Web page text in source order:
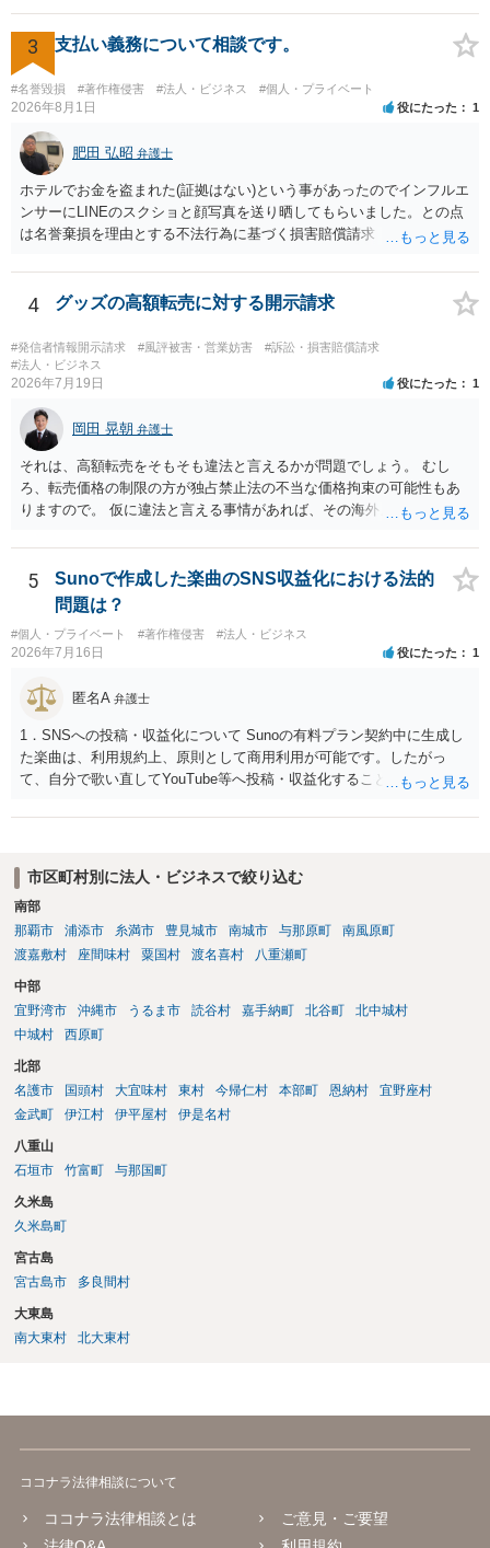
とも、契約書がなくても、見積書、メール、利用規約等に実績掲載へ
の同意があれば別です。また、単に制作を担当した事実を記載した
り、公開中のサイトへリンクしたりする行為まで当然に禁止できると
は限りません。 人物写真については、通常のSNSへの無断掲載と同
様、掲載目的、態様、必要性、本人の特定可能性等から判断されま
める方向の事情となりますが、自動的に肖像権侵害となるわけではあ
りません。 まず、見積書、メール、チャット、デザイナーの利用規約
を確認したうえで、「提供素材及びこれを含む画面の複製・SNS掲載
を許諾しない」と書面で明確に通知することをお勧めします。すでに
掲載された場合は、URL、掲載日時、画面を保存してから削除を求め
現」であり、昔話の大筋や設定の骨子だけを使うのは、一般にアイデ
ア利用の範囲です。 一方で、特定の作品の文章をそのまま使うことは
もちろん、表現の選び方や展開が「その作品の本質的特徴を直接感得
できる」レベルだと、翻案や二次的著作物の問題が出ますのでこの点
はご留意ください。
3 支払い義務について相談です。
#名誉毀損 #著作権侵害 #法人・ビジネス #個人・プライベート
2026年8月1日 役にたった 1
肥田 弘昭 弁護士
ホテルでお金を盗まれた(証拠はない)という事があったのでインフルエ
ンサーにLINEのスクショと顔写真を送り晒してもらいました。との点
は名誉棄損を理由とする不法行為に基づく損害賠償請求（共同不法行
その人が会社を経営しているようで仕事が飛んだとのことでその分の
賠償金と8人分の従業員の年間利益を請求すると言われています。」で
良いかと思います。ご参考にしてください。
4 グッズの高額転売に対する開示請求
#発信者情報開示請求 #風評被害・営業妨害
#訴訟・損害賠償請求
#法人・ビジネス
2026年7月19日 役にたった 1
岡田 晃朝 弁護士
それは、高額転売をそもそも違法と言えるかが問題でしょう。 むし
ろ、転売価格の制限の方が独占禁止法の不当な価格拘束の可能性もあ
りますので。 仮に違法と言える事情があれば、その海外メーカーの権
ます。
5
Sunoで作成した楽曲のSNS収益化における法的
問題は？
#個人・プライベート #著作権侵害 #法人・ビジネス
2026年7月16日 役にたった 1
匿名A 弁護士
1．SNSへの投稿・収益化について Sunoの有料プラン契約中に生成し
た楽曲は、利用規約上、原則として商用利用が可能です。したがっ
て、自分で歌い直してYouTube等へ投稿・収益化することも、通常は
確認してください。 2．メロディーや伴奏の使用について AIボーカル
noの規約が適用されます。有料プランで適法に生成したものであれ
ば、原則として使用可能です。 3．著作権とJASRAC登録について Su
noが商用利用を認めていても、日本法上、その楽曲に著作権が発生す
るとは限りません。AIが自動生成したメロディーや伴奏について、人
の創作的な関与が乏しい場合、著作権が認められない可能性がありま
す。自分で歌い直しただけで、作曲部分の著作権が発生するわけでも
ありません。 なお、自分で歌い直した歌唱については、楽曲自体に著
作権が成立するか否かとは別に、実演家としての著作隣接権が生じま
す。ただし、この権利は、Sunoが生成したメロディーや伴奏自体につ
いて著作権を取得することを意味するものではありません。 JASRAC
への登録は必須ではありません。登録を希望する場合は、自分が作
詞、作曲、編曲等にどの程度創作的に関与したかを説明できることが
配信、販売、ライブでの歌唱も、Sunoの規約上の商用利用条件を満た
せば、原則として可能です。ただし、配信サービスごとのAI生成音楽
に関する規約も確認する必要があります。 5．注意点について 生成
日、有料プランの契約状況、プロンプト、修正・編集の履歴を保存し
や、第三者が同じような楽曲を生成する可能性にも注意が必要です。
最終的には、個別の楽曲の制作過程と、利用時点のSuno及び配信サー
ビスの規約を確認して判断することになります。
市区町村別に法人・ビジネスで絞り込む
南部
那覇市
浦添市 糸満市 豊見城市 南城市 与那原町
南風原町
渡嘉敷村
座間味村 粟国村 渡名喜村 八重瀬町
中部
宜野湾市
沖縄市 うるま市 読谷村 嘉手納町 北谷町
北中城村
中城村
西原町
北部
名護市
国頭村 大宜味村 東村 今帰仁村 本部町 恩納村
宜野座村
金武町
伊江村 伊平屋村 伊是名村
八重山
石垣市
竹富町 与那国町
久米島
久米島町
宮古島
宮古島市
多良間村
大東島
南大東村
北大東村
ココナラ法律相談について
ココナラ法律相談とは
ご意見・ご要望